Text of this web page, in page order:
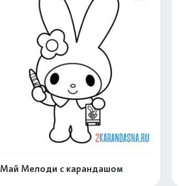
Май Мелоди с карандашом